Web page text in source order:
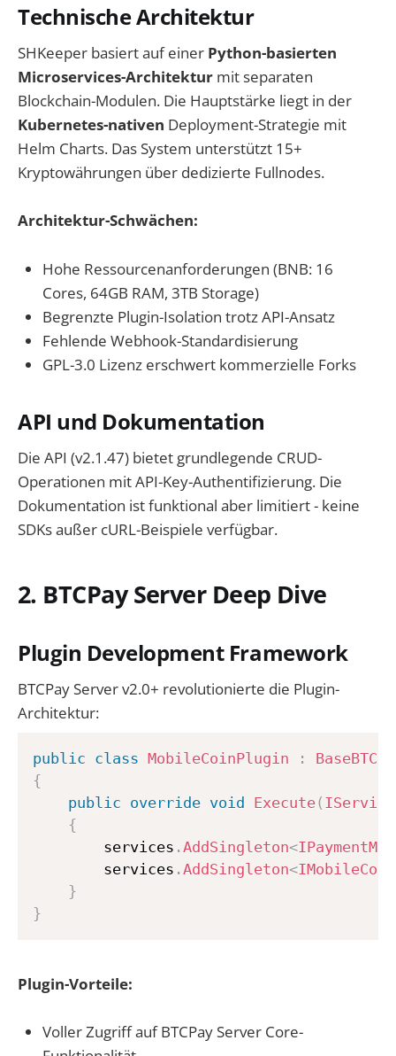
Technische Architektur
SHKeeper basiert auf einer Python-basierten
Microservices-Architektur mit separaten
Blockchain-Modulen. Die Hauptstärke liegt in der
Kubernetes-nativen Deployment-Strategie mit
Helm Charts. Das System unterstützt 15+
Kryptowährungen über dedizierte Fullnodes.
Architektur-Schwächen:
Hohe Ressourcenanforderungen (BNB: 16
Cores, 64GB RAM, 3TB Storage)
Begrenzte Plugin-Isolation trotz API-Ansatz
Fehlende Webhook-Standardisierung
GPL-3.0 Lizenz erschwert kommerzielle Forks
API und Dokumentation
Die API (v2.1.47) bietet grundlegende CRUD-
Operationen mit API-Key-Authentifizierung. Die
Dokumentation ist funktional aber limitiert - keine
SDKs außer cURL-Beispiele verfügbar.
2. BTCPay Server Deep Dive
Plugin Development Framework
BTCPay Server v2.0+ revolutionierte die Plugin-
Architektur:
public class MobileCoinPlugin :
{
public override void Execute(
{
        services
. AddSingleton<
        services
. AddSingleton<
}
}
Plugin-Vorteile:
Voller Zugriff auf BTCPay Server Core-